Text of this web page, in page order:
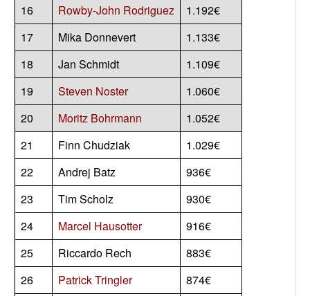
16
Rowby-John Rodriguez
1.192€
17
Mika Donnevert
1.133€
18
Jan Schmidt
1.109€
19
Steven Noster
1.060€
20
Moritz Bohrmann
1.052€
21
Finn Chudziak
1.029€
22
Andrej Batz
936€
23
Tim Scholz
930€
24
Marcel Hausotter
916€
25
Riccardo Rech
883€
26
Patrick Tringler
874€